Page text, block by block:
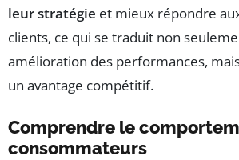
leur stratégie et mieux répondre
clients, ce qui se traduit non
amélioration des performances,
un avantage compétitif.
Comprendre le
consommateurs